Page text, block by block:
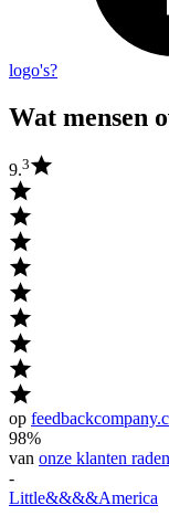
logo's?
Wat mensen
9.3
op
98%
van onze klanten
-
Little&&&&America